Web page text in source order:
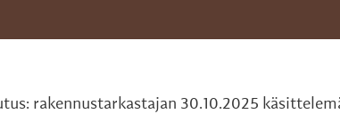
rakennustarkastajan 30.10.2025